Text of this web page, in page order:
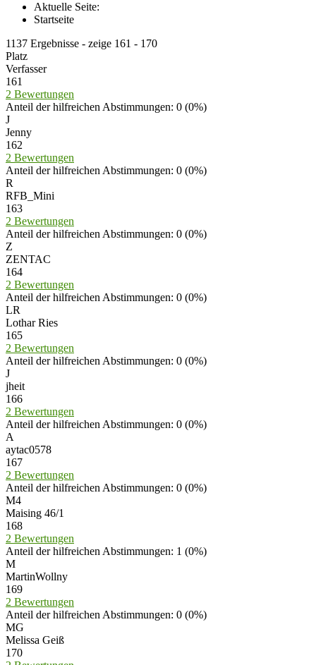
Aktuelle Seite:
Startseite
1137 Ergebnisse - zeige 161 - 170
Platz
Verfasser
161
2 Bewertungen
Anteil der hilfreichen Abstimmungen: 0 (0%)
J
Jenny
162
2 Bewertungen
Anteil der hilfreichen Abstimmungen: 0 (0%)
R
RFB_Mini
163
2 Bewertungen
Anteil der hilfreichen Abstimmungen: 0 (0%)
Z
ZENTAC
164
2 Bewertungen
Anteil der hilfreichen Abstimmungen: 0 (0%)
LR
Lothar Ries
165
2 Bewertungen
Anteil der hilfreichen Abstimmungen: 0 (0%)
J
jheit
166
2 Bewertungen
Anteil der hilfreichen Abstimmungen: 0 (0%)
A
aytac0578
167
2 Bewertungen
Anteil der hilfreichen Abstimmungen: 0 (0%)
M4
Maising 46/1
168
2 Bewertungen
Anteil der hilfreichen Abstimmungen: 1 (0%)
M
MartinWollny
169
2 Bewertungen
Anteil der hilfreichen Abstimmungen: 0 (0%)
MG
Melissa Geiß
170